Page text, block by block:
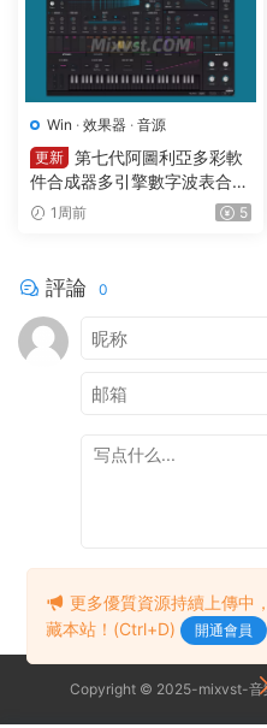
Win · 效果器 · 音源
更新 第七代阿圖利亞多彩軟
件合成器多引擎數字波表合成
器 Arturia Pigments v7.0.1 C
1周前 5
評論 0
Copyright © 2025-mixvst-音
更多優質資源持續上傳中
藏本站！(Ctrl+D)
開通會員